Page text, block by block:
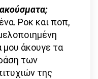
Ροκ και ποπ,
μου άκουγε τα
των
της